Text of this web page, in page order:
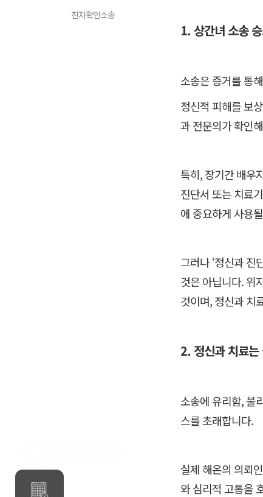
친자확인소송
1. 상간녀 소송
소송은 증거를 통
정신적 피해를 보
과 전문의가 확인
특히, 장기간 배우
진단서 또는 치료
에 중요하게 사용
그러나 ‘정신과 진
것은 아닙니다. 위
것이며, 정신과 치
2. 정신과 치료
소송에 유리함, 불
스를 초래합니다.
실제 해온의 의뢰
와 심리적 고통을